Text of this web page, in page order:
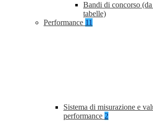
Bandi di concorso
tabelle)
Performance 11
Sistema di misurazione e
performance 2